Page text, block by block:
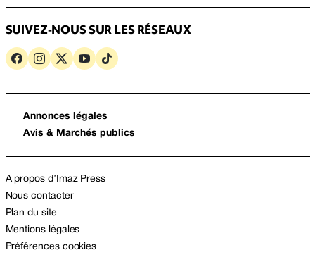
SUIVEZ-NOUS SUR LES RÉSEAUX
Annonces légales
Avis & Marchés publics
A propos d’Imaz Press
Nous contacter
Plan du site
Mentions légales
Préférences cookies